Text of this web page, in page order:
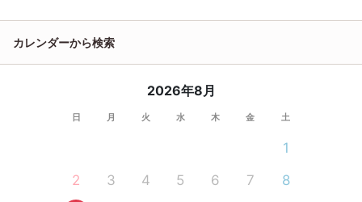
カレンダーから検索
2026年8月
日 月 火 水 木 金 土
1
2
3 4 5 6 7 8